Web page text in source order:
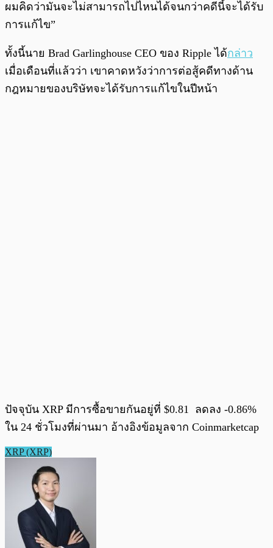
ผมคิดว่ามันจะไม่สามารถไปไหนได้จนกว่าคดีนี้จะได้รับ
การแก้ไข”
ทั้งนี้นาย Brad Garlinghouse CEO ของ Ripple ได้กล่าว
เมื่อเดือนที่แล้วว่า เขาคาดหวังว่าการต่อสู้คดีทางด้าน
กฎหมายของบริษัทจะได้รับการแก้ไขในปีหน้า
ปัจจุบัน XRP มีการซื้อขายกันอยู่ที่ $0.81 ลดลง -0.86%
ใน 24 ชั่วโมงที่ผ่านมา อ้างอิงข้อมูลจาก Coinmarketcap
XRP (XRP)